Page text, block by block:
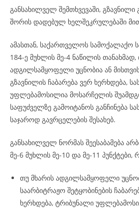
განსახილველ შემთხვევაში, გზავნილი
შორის დადებულ ხელშეკრულებაში
ამასთან, საქართველოს სამოქალაქო
184-ე მუხლის მე-4 ნაწილის თანახმად,
ადგილსამყოფელი უცნობია ან
გზავნილის ჩაბარება ვერ ხერხდება,
უფლებამოსილია მოსარჩელის
საფუძველზე გამოიტანოს განჩინება
საჯაროდ გავრცელების შესახებ.
განსახილველ ნორმას შეესაბამება
მე-6 მუხლის მე-10 და მე-11
თუ მხარის ადგილსამყოფელი
საარბიტრაჟო შეტყობინების
ხერხდება, ტრიბუნალი